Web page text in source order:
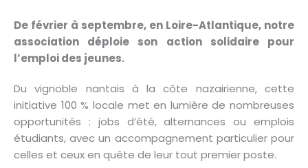
De février à septembre, en Loire-Atlantique, notre
association déploie son action solidaire pour
l’emploi des jeunes.
Du vignoble nantais à la côte nazairienne, cette
initiative 100 % locale met en lumière de nombreuses
opportunités : jobs d’été, alternances ou emplois
étudiants, avec un accompagnement particulier pour
celles et ceux en quête de leur tout premier poste.